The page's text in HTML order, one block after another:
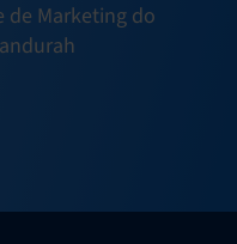
de Marketing do